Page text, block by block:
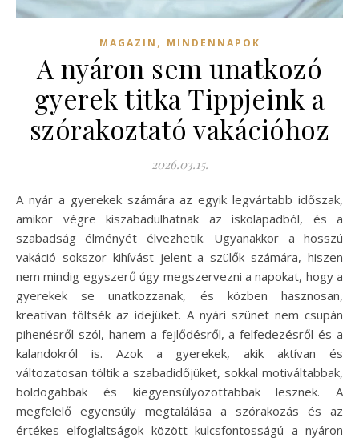
MAGAZIN , MINDENNAPOK
A nyáron sem unatkozó
gyerek titka Tippjeink a
szórakoztató vakációhoz
2026.03.15.
A nyár a gyerekek számára az egyik legvártabb időszak,
amikor végre kiszabadulhatnak az iskolapadból, és a
szabadság élményét élvezhetik. Ugyanakkor a hosszú
vakáció sokszor kihívást jelent a szülők számára, hiszen
nem mindig egyszerű úgy megszervezni a napokat, hogy a
gyerekek se unatkozzanak, és közben hasznosan,
kreatívan töltsék az idejüket. A nyári szünet nem csupán
pihenésről szól, hanem a fejlődésről, a felfedezésről és a
kalandokról is. Azok a gyerekek, akik aktívan és
változatosan töltik a szabadidőjüket, sokkal motiváltabbak,
boldogabbak és kiegyensúlyozottabbak lesznek. A
megfelelő egyensúly megtalálása a szórakozás és az
értékes elfoglaltságok között kulcsfontosságú a nyáron